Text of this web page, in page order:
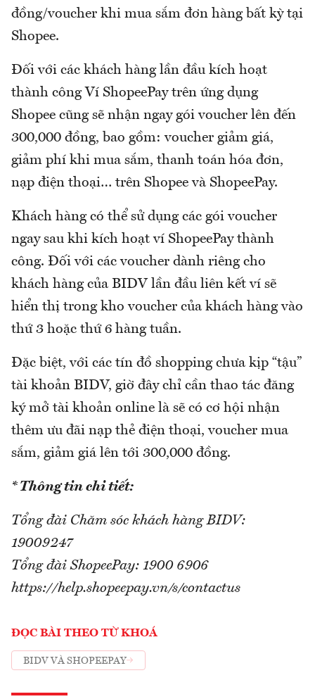
đồng/voucher khi mua sắm đơn hàng bất kỳ tại
Shopee.
Đối với các khách hàng lần đầu kích hoạt
thành công Ví ShopeePay trên ứng dụng
Shopee cũng sẽ nhận ngay gói voucher lên đến
300,000 đồng, bao gồm: voucher giảm giá,
giảm phí khi mua sắm, thanh toán hóa đơn,
nạp điện thoại… trên Shopee và ShopeePay.
Khách hàng có thể sử dụng các gói voucher
ngay sau khi kích hoạt ví ShopeePay thành
công. Đối với các voucher dành riêng cho
khách hàng của BIDV lần đầu liên kết ví sẽ
hiển thị trong kho voucher của khách hàng vào
thứ 3 hoặc thứ 6 hàng tuần.
Đặc biệt, với các tín đồ shopping chưa kịp “tậu”
tài khoản BIDV, giờ đây chỉ cần thao tác đăng
ký mở tài khoản online là sẽ có cơ hội nhận
thêm ưu đãi nạp thẻ điện thoại, voucher mua
sắm, giảm giá lên tới 300,000 đồng.
* Thông tin chi tiết:
Tổng đài Chăm sóc khách hàng BIDV:
19009247
Tổng đài ShopeePay: 1900 6906
https://help.shopeepay.vn/s/contactus
ĐỌC BÀI THEO TỪ KHOÁ
BIDV VÀ SHOPEEPAY